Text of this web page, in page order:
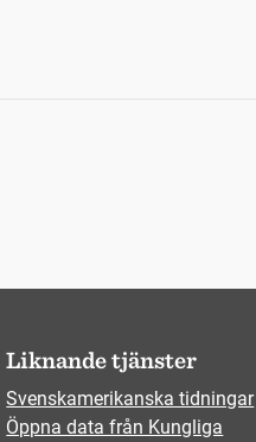
Liknande tjänster
Svenskamerikanska tidningar
Öppna data från Kungliga